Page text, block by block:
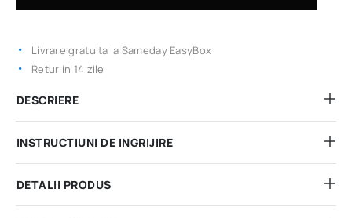
Livrare gratuita la Sameday EasyBox
Retur in 14 zile
DESCRIERE
INSTRUCTIUNI DE INGRIJIRE
DETALII PRODUS